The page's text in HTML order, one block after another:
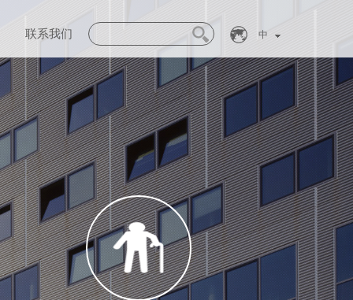
联系我们 中